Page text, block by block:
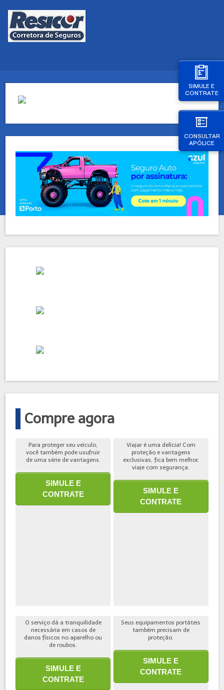
SIMULE E
CONTRATE
CONSULTAR
APÓLICE
Compre agora
Para proteger seu veículo,
você também pode usufruir
de uma série de vantagens.
SIMULE E
CONTRATE
Viajar é uma delícia! Com
proteção e vantagens
exclusivas, fica bem melhor,
viaje com segurança.
SIMULE E
CONTRATE
O serviço dá a tranquilidade
necessária em casos de
danos físicos no aparelho ou
de roubos.
SIMULE E
CONTRATE
Seus equipamentos portáteis
também precisam de
proteção.
SIMULE E
CONTRATE